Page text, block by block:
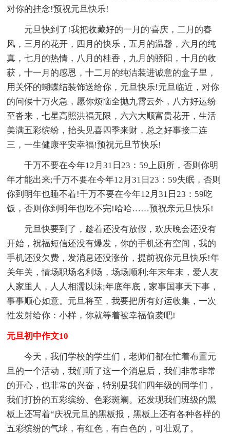
对你的挂念!预祝元旦快乐!
元旦快到了!我把收藏好的一月的'喜庆，二月的春
风，三月的花开，四月的快乐，五月的温馨，六月的纯
真，七月的热情，八月的桂香，九月的骄阳，十月的收
获，十一月的感恩，十二月的纯洁装进诚意的盒子里，
用关怀的蝴蝶结装饰送给你，元旦快乐!元旦临近，对你
的问候十万火急，愿你烦恼全抛九霄云外，八方好运纷
至沓来，七星高照洪福无限，六六大顺富贵花开，生活
美满五彩缤纷，抬头见喜四季来财，总之好事接二连
三，一生健康平安幸福!预祝元旦节快乐!
千万不要在今年12月31日23：59上厕所，否则你明
年才能出来;千万不要在今年12月31日23：59失眠，否则
你到明年也睡不着!千万不要在今年12月31日23：59吃
饭，否则你到明年也吃不完!哈哈……预祝亲元旦快乐!
元旦快要到了，趁着还没有放假，欢庆晚会还没有
开始，祝福短信还没有爆发，你的手机还有空间，我的
手机还没欠费，发消息还没涨价，提前祝你元旦快乐!年
关年关，情场职场名利场，场场顺利;年末年末，爱人友
人家里人，人人相濡以沫;年底年底，家事国事天下事，
事事顺心如意。元旦将至，我要把所有好运收集，一次
性发射给你：小样，你就等着被幸福偷袭吧!
元旦初中作文10
今天，我们学校的学生们，老师们都在忙着布置元
旦的一个活动，我们听了这一个消息后，我们非常非常
的开心，也非常的兴奋，特别是我们四年级的同学们，
我们打扮的五彩缤纷、色彩斑斓。还发现我们班级的黑
板上还写着“庆祝元旦的黑板报，黑板上还有各种各样的
五彩缤纷的气球，有红色，有白色的，可壮观了。